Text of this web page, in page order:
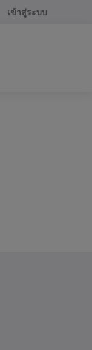
เข้าสู่ระบบ